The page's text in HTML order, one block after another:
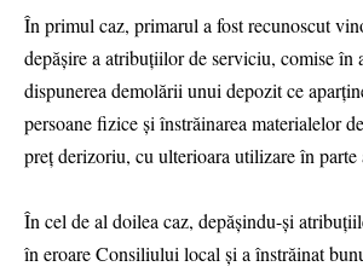
În primul caz, primarul a fost recunoscut
depășire a atribuțiilor de serviciu, comise în
dispunerea demolării unui depozit ce
persoane fizice și înstrăinarea materialelor
preț derizoriu, cu ulterioara utilizare în
În cel de al doilea caz, depășindu-și
în eroare Consiliului local și a înstrăinat